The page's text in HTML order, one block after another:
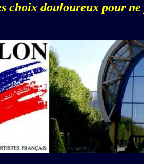
choix douloureux pour